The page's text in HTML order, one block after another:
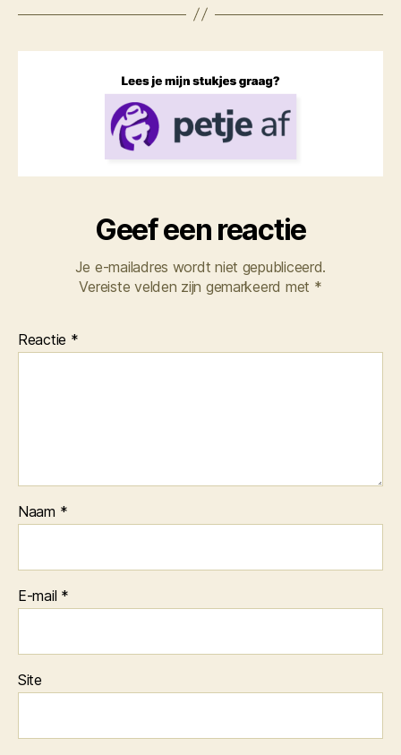
Geef een reactie
Je e-mailadres wordt niet gepubliceerd.
Vereiste velden zijn gemarkeerd met *
Reactie *
Naam *
E-mail *
Site